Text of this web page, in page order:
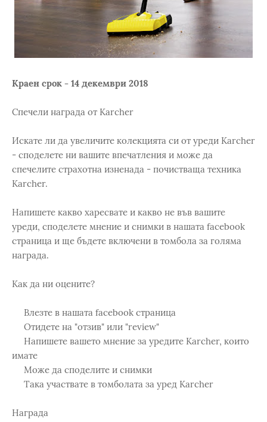
Краен срок - 14 декември 2018
Спечели награда от Karcher
Искате ли да увеличите колекцията си от уреди Karcher
- споделете ни вашите впечатления и може да
спечелите страхотна изненада - почистваща техника
Karcher.
Напишете какво харесвате и какво не във вашите
уреди, споделете мнение и снимки в нашата facebook
страница и ще бъдете включени в томбола за голяма
награда.
Как да ни оцените?
Влезте в нашата facebook страница
Отидете на "отзив" или "review"
Напишете вашето мнение за уредите Karcher, които
имате
Може да споделите и снимки
Така участвате в томболата за уред Karcher
Награда